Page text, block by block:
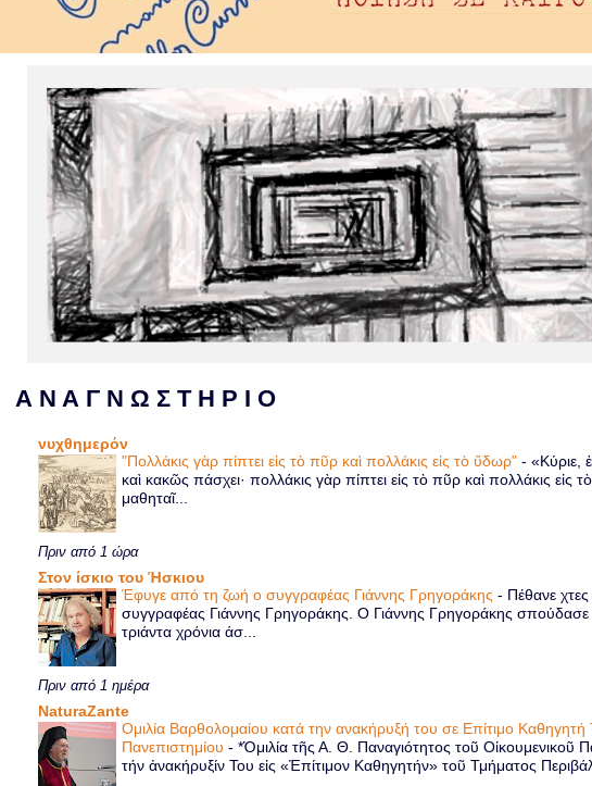
Α Ν Α Γ Ν Ω Σ Τ Η Ρ Ι Ο
νυχθημερόν
"Πολλάκις γὰρ πίπτει εἰς τὸ πῦρ καὶ πολλάκις εἰς τὸ ὕδωρ"-«Κύριε,
καὶ κακῶς πάσχει· πολλάκις γὰρ πίπτει εἰς τὸ πῦρ καὶ πολλάκις εἰς
μαθηταῖ...
Πριν από 1 ώρα
Στον ίσκιο του Ήσκιου
Έφυγε από τη ζωή ο συγγραφέας Γιάννης Γρηγοράκης- Πέθανε
συγγραφέας Γιάννης Γρηγοράκης. Ο Γιάννης Γρηγοράκης σπούδασε
τριάντα χρόνια άσ...
Πριν από 1 ημέρα
NaturaZante
Ομιλία Βαρθολομαίου κατά την ανακήρυξή του σε Επίτιμο Καθηγητή
Πανεπιστημίου-*Ὁμιλία τῆς Α. Θ. Παναγιότητος τοῦ Οἰκουμενικοῦ
τήν ἀνακήρυξίν Του εἰς «Ἐπίτιμον Καθηγητήν» τοῦ Τμήματος